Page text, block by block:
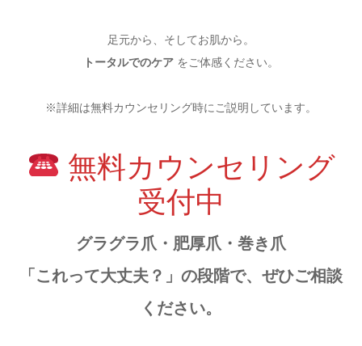
足元から、そしてお肌から。
トータルでのケア をご体感ください。
※詳細は無料カウンセリング時にご説明しています。
無料カウンセリング
受付中
グラグラ爪・肥厚爪・巻き爪
「これって大丈夫？」の段階で、ぜひご相談
ください。